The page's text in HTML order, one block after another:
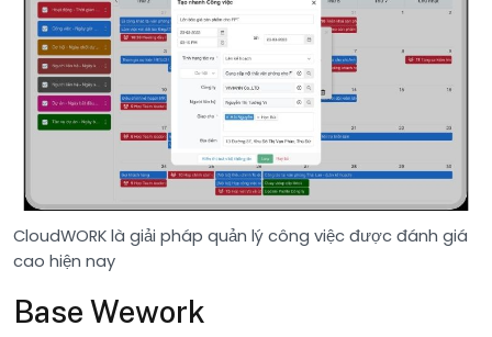
CloudWORK là giải pháp quản lý công việc được đánh giá
cao hiện nay
Base Wework